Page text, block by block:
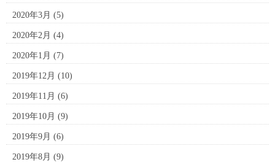
2020年3月 (5)
2020年2月 (4)
2020年1月 (7)
2019年12月 (10)
2019年11月 (6)
2019年10月 (9)
2019年9月 (6)
2019年8月 (9)